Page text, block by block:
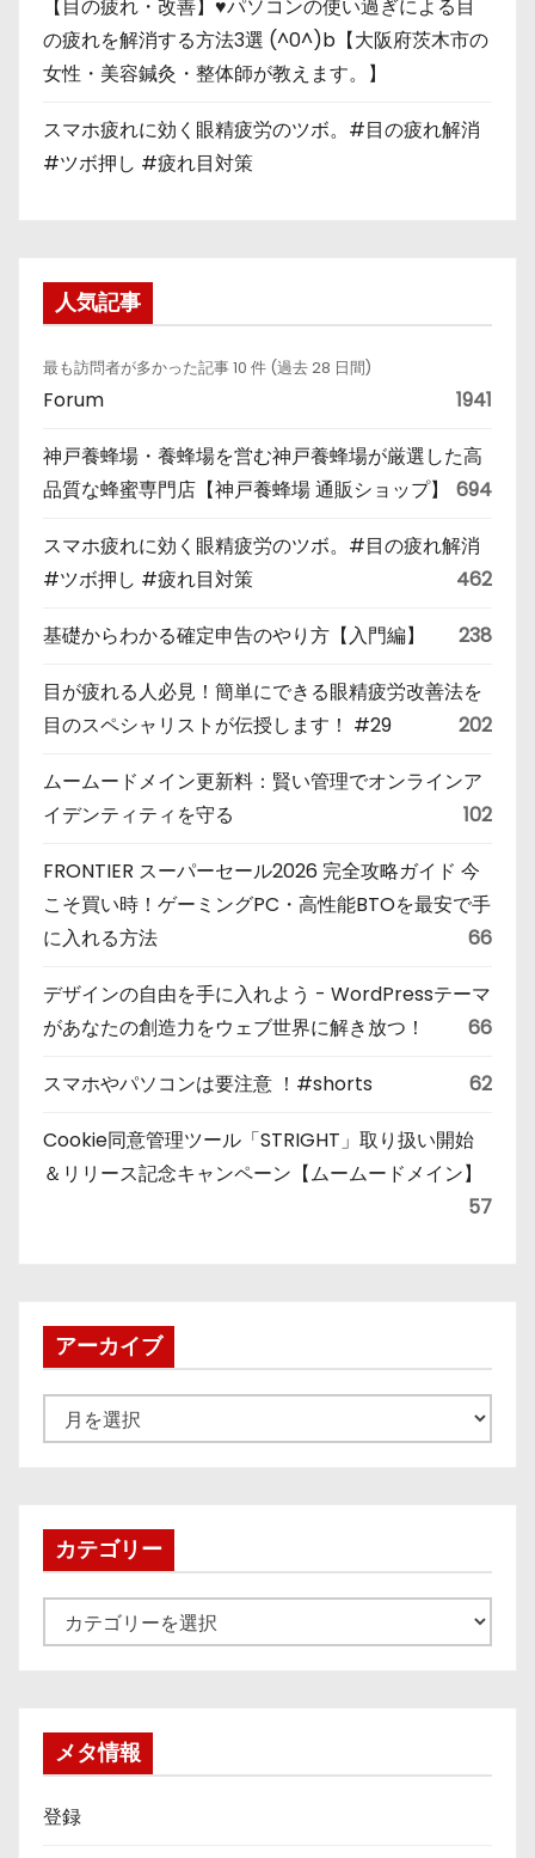
【目の疲れ・改善】♥パソコンの使い過ぎによる目
の疲れを解消する方法3選 (^0^)b【大阪府茨木市の
女性・美容鍼灸・整体師が教えます。】
スマホ疲れに効く眼精疲労のツボ。#目の疲れ解消
#ツボ押し #疲れ目対策
人気記事
最も訪問者が多かった記事 10 件 (過去 28 日間)
Forum 1941
神戸養蜂場・養蜂場を営む神戸養蜂場が厳選した高
品質な蜂蜜専門店【神戸養蜂場 通販ショップ】
694
スマホ疲れに効く眼精疲労のツボ。#目の疲れ解消
#ツボ押し #疲れ目対策
462
基礎からわかる確定申告のやり方【入門編】 238
目が疲れる人必見！簡単にできる眼精疲労改善法を
目のスペシャリストが伝授します！ #29
202
ムームードメイン更新料：賢い管理でオンラインア
イデンティティを守る
102
FRONTIER スーパーセール2026 完全攻略ガイド 今
こそ買い時！ゲーミングPC・高性能BTOを最安で手
に入れる方法
66
デザインの自由を手に入れよう - WordPressテーマ
があなたの創造力をウェブ世界に解き放つ！
66
スマホやパソコンは要注意 ！#shorts 62
Cookie同意管理ツール「STRIGHT」取り扱い開始
＆リリース記念キャンペーン【ムームードメイン】
57
アーカイブ
ー
ブカテゴリー
テ
メタ情報
登録